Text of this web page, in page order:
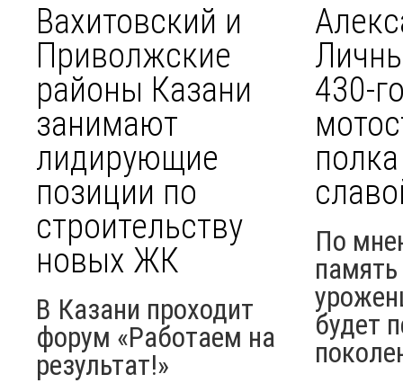
Вахитовский и
Приволжские
районы Казани
занимают
лидирующие
позиции по
строительству
новых ЖК
В Казани проходит
форум «Работаем на
результат!»
430-
По
будет